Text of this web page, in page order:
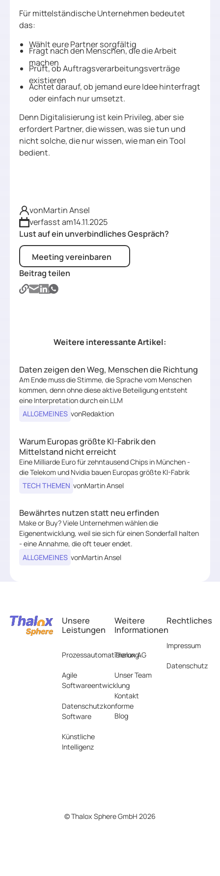
vonMartin Ansel
verfasst am14.11.2025
Lust auf ein unverbindliches Gespräch?
Meeting vereinbaren
Meeting vereinbaren
Beitrag teilen
Für mittelständische Unternehmen bedeutet
das:
Wählt eure Partner sorgfältig
Fragt nach den Menschen, die die Arbeit
machen
Prüft, ob Auftragsverarbeitungsverträge
existieren
Achtet darauf, ob jemand eure Idee hinterfragt
oder einfach nur umsetzt.
Denn Digitalisierung ist kein Privileg, aber sie
erfordert Partner, die wissen, was sie tun und
nicht solche, die nur wissen, wie man ein Tool
bedient.
Weitere interessante Artikel:
Daten zeigen den Weg, Menschen die Richtung
Am Ende muss die Stimme, die Sprache vom Menschen
kommen, denn ohne diese aktive Beteiligung entsteht
eine Interpretation durch ein LLM
ALLGEMEINES vonRedaktion
Daten zeigen den Weg, Menschen die Richtung
Warum Europas größte KI-Fabrik den
Mittelstand nicht erreicht
Eine Milliarde Euro für zehntausend Chips in München -
die Telekom und Nvidia bauen Europas größte KI-Fabrik
TECH THEMEN vonMartin Ansel
Warum Europas größte KI-Fabrik den Mittelstand
Bewährtes nutzen statt neu erfinden
Make or Buy? Viele Unternehmen wählen die
Eigenentwicklung, weil sie sich für einen Sonderfall halten
- eine Annahme, die oft teuer endet.
ALLGEMEINES vonMartin Ansel
Bewährtes nutzen statt neu erfinden
Unsere
Leistungen
Prozessautomatisierung
Agile
Softwareentwicklung
Datenschutzkonforme
Software
Künstliche
Intelligenz
Weitere
Informationen
Thalox AG
Unser Team
Kontakt
Blog
Rechtliches
Impressum
Datenschutz
©Thalox Sphere GmbH 2026